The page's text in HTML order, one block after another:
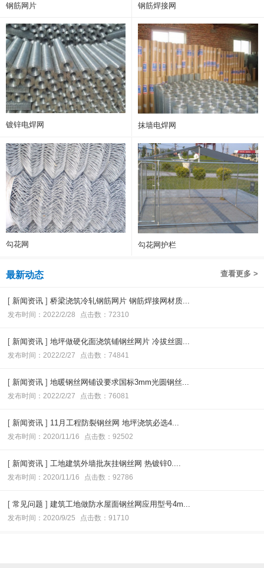
钢筋网片 钢筋焊接网
镀锌电焊网 抹墙电焊网
勾花网 勾花网护栏
查看更多 >
最新动态
[ 新闻资讯 ] 桥梁浇筑冷轧钢筋网片 钢筋焊接网材质...
发布时间：2022/2/28 点击数：72310
[ 新闻资讯 ] 地坪做硬化面浇筑铺钢丝网片 冷拔丝圆...
发布时间：2022/2/27 点击数：74841
[ 新闻资讯 ] 地暖钢丝网铺设要求国标3mm光圆钢丝...
发布时间：2022/2/27 点击数：76081
[ 新闻资讯 ] 11月工程防裂钢丝网 地坪浇筑必选4...
发布时间：2020/11/16 点击数：92502
[ 新闻资讯 ] 工地建筑外墙批灰挂钢丝网 热镀锌0....
发布时间：2020/11/16 点击数：92786
[ 常见问题 ] 建筑工地做防水屋面钢丝网应用型号4m...
发布时间：2020/9/25 点击数：91710